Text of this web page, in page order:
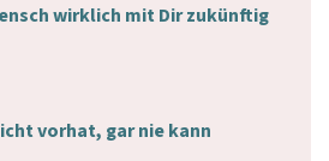
wirklich mit Dir zukünftig
vorhat, gar nie kann